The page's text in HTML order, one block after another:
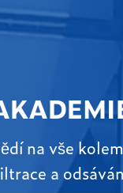
na vše
a